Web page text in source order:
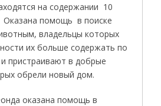
на содержании 10
Оказана помощь в поиске
владельцы которых
их больше содержать по
пристраивают в добрые
обрели новый дом.
оказана помощь в